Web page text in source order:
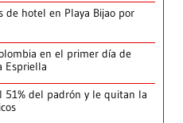
de hotel en Playa Bijao por
en el primer día de
Espriella
51% del padrón y le quitan la